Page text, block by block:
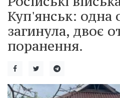
Куп'янськ: одна
загинула, двоє
поранення.